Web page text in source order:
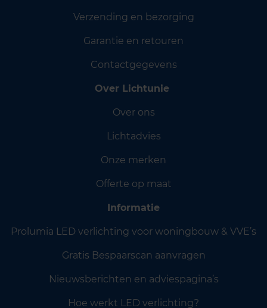
Verzending en bezorging
Garantie en retouren
Contactgegevens
Over Lichtunie
Over ons
Lichtadvies
Onze merken
Offerte op maat
Informatie
Prolumia LED verlichting voor woningbouw & VVE’s
Gratis Bespaarscan aanvragen
Nieuwsberichten en adviespagina’s
Hoe werkt LED verlichting?